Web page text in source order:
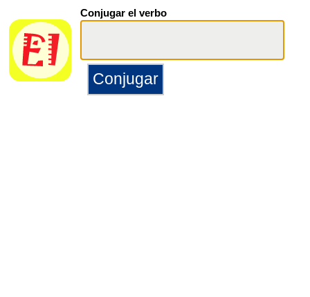
Conjugar el verbo